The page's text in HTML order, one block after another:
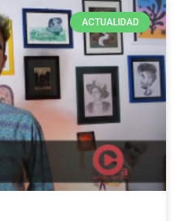
ACTUALIDAD